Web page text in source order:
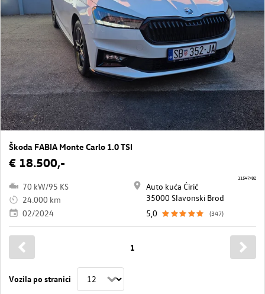
Škoda FABIA Monte Carlo 1.0 TSI
€ 18.500,-
70 kW/95 KS
24.000 km
02/2024
Auto kuća Ćirić
35000 Slavonski Brod
5,0
(347)
11547/82
Vozila po stranici
1